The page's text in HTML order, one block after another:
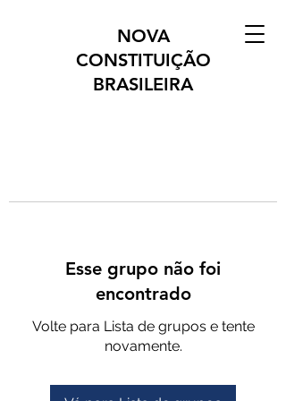
NOVA
CONSTITUIÇÃO
BRASILEIRA
Esse grupo não foi
encontrado
Volte para Lista de grupos e tente
novamente.